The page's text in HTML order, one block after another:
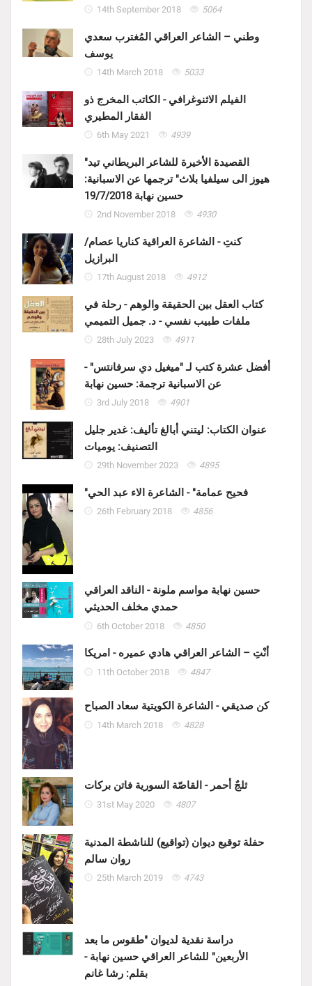
14th September 2018 5064
وطني – الشاعر العراقي المُغترب سعدي
يوسف
14th March 2018 5033
الفيلم الاثنوغرافي - الكاتب المخرج ذو
الفقار المطيري
6th May 2021 4939
"القصيدة الأخيرة للشاعر البريطاني تيد
هيوز الى سيلفيا بلاث" ترجمها عن الاسبانية:
حسين نهابة 19/7/2018
2nd November 2018 4930
كنتِ - الشاعرة العراقية كناريا عصام/
البرازيل
17th August 2018 4912
كتاب العقل بين الحقيقة والوهم - رحلة في
ملفات طبيب نفسي - د. جميل التميمي
28th July 2023 4911
أفضل عشرة كتب لـ "ميغيل دي سرفانتس" -
عن الاسبانية ترجمة: حسين نهابة
3rd July 2018 4901
عنوان الكتاب: ليتني أبالغ تأليف: غدير جليل
التصنيف: يوميات
29th November 2023 4895
"فحيح عمامة" - الشاعرة الاء عبد الحي
26th February 2018 4856
حسين نهابة مواسم ملونة - الناقد العراقي
حمدي مخلف الحديثي
6th October 2018 4850
أنْتِ – الشاعر العراقي هادي عميره - امريكا
11th October 2018 4847
كن صديقي - الشاعرة الكويتية سعاد الصباح
14th March 2018 4828
ثلجٌ أحمر - القاصّة السورية فاتن بركات
31st May 2020 4807
حفلة توقيع ديوان (تواقيع) للناشطة المدنية
روان سالم
25th March 2019 4743
دراسة نقدية لديوان "طقوس ما بعد
الأربعين" للشاعر العراقي حسين نهابة -
بقلم: رشا غانم